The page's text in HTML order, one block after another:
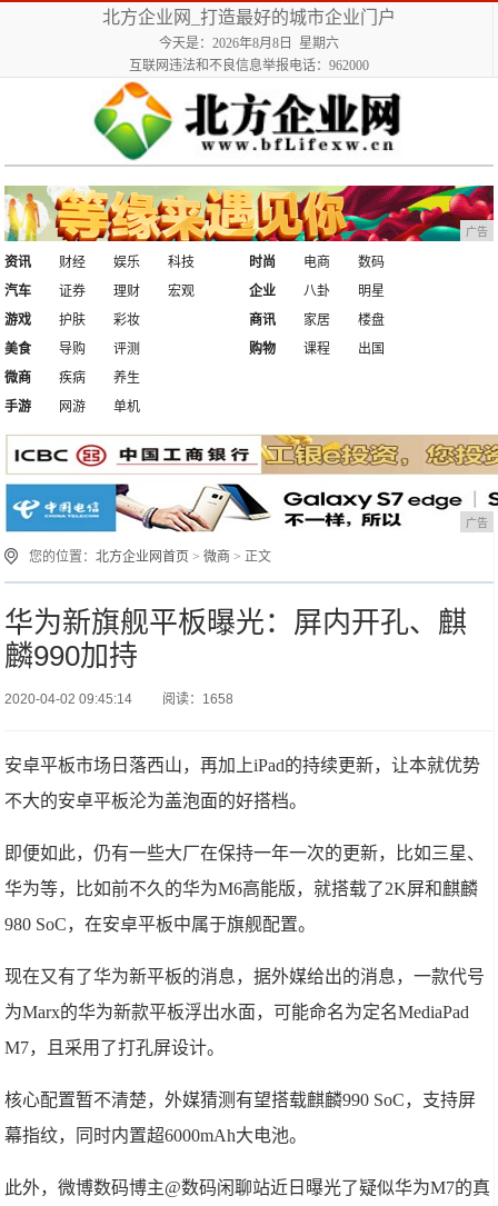
北方企业网_打造最好的城市企业门户
今天是：2026年8月8日 星期六
互联网违法和不良信息举报电话：962000
广告
资讯 财经 娱乐
科技
汽车
证券 理财 宏观
时尚 电商
数码
企业
八卦
明星
游戏
护肤
彩妆
美食
导购 评测
商讯 家居
楼盘
购物
课程
出国
微商
疾病
养生
手游
网游 单机
广告
您的位置：北方企业网首页 >微商 > 正文
华为新旗舰平板曝光：屏内开孔、麒
麟990加持
2020-04-02 09:45:14 阅读：1658
安卓平板市场日落西山，再加上iPad的持续更新，让本就优势
不大的安卓平板沦为盖泡面的好搭档。
即便如此，仍有一些大厂在保持一年一次的更新，比如三星、
华为等，比如前不久的华为M6高能版，就搭载了2K屏和麒麟
980 SoC，在安卓平板中属于旗舰配置。
现在又有了华为新平板的消息，据外媒给出的消息，一款代号
为Marx的华为新款平板浮出水面，可能命名为定名MediaPad
M7，且采用了打孔屏设计。
核心配置暂不清楚，外媒猜测有望搭载麒麟990 SoC，支持屏
幕指纹，同时内置超6000mAh大电池。
此外，微博数码博主@数码闲聊站近日曝光了疑似华为M7的真